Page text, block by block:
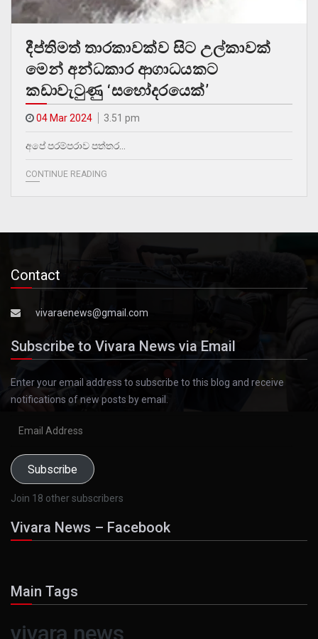
දීප්තිමත් තාරකාවක්ව සිට උල්කාවක්
මෙන් අන්ධකාර ආගාධයකට
කඩාවැටුණු ‘සහෝදරයෙක්’
04 Mar 2024 3.51 pm
අපේ පරම්පරාව පත්තර…
CONTINUE READING
Contact
vivaraenews@gmail.com
Subscribe to Vivara News via Email
Enter your email address to subscribe to this blog and receive
notifications of new posts by email.
Subscribe
Join 18 other subscribers
Vivara News – Facebook
Main Tags